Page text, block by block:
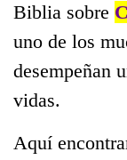
Biblia sobre
uno de los
desempeñan
vidas.
Aquí